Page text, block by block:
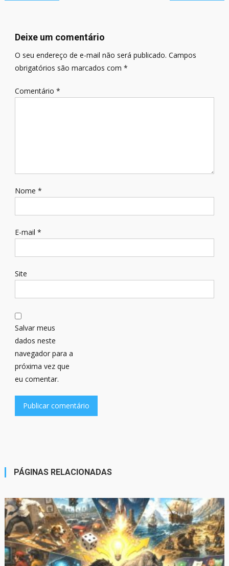
Post
Deixe um comentário
O seu endereço de e-mail não será publicado. Campos
obrigatórios são marcados com *
Comentário *
Nome *
E-mail *
Site
Salvar meus
dados neste
navegador para a
próxima vez que
eu comentar.
PÁGINAS RELACIONADAS